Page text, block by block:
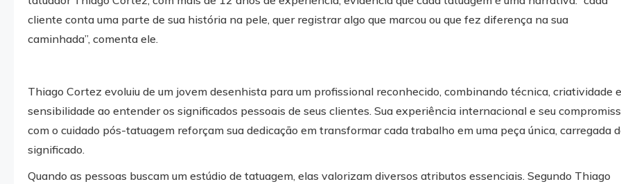
cliente conta uma parte de sua história na pele, quer registrar algo que marcou ou que fez diferença na sua
caminhada”, comenta ele.
Thiago Cortez evoluiu de um jovem desenhista para um profissional reconhecido, combinando técnica, criatividade e
sensibilidade ao entender os significados pessoais de seus clientes. Sua experiência internacional e seu
com o cuidado pós-tatuagem reforçam sua dedicação em transformar cada trabalho em uma peça única, carregada
significado.
Quando as pessoas buscam um estúdio de tatuagem, elas valorizam diversos atributos essenciais. Segundo Thiago